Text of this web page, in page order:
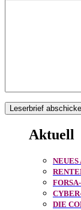
Aktuell
DIE